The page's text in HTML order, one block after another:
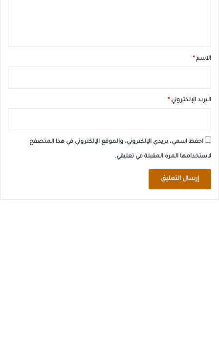
*الاسم *
البريد الإلكتروني *
احفظ اسمي، بريدي الإلكتروني، والموقع الإلكتروني في هذا المتصفح
لاستخدامها المرة المقبلة في تعليقي.